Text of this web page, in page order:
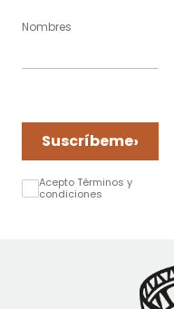
Nombres
Suscríbeme›
Acepto Términos y
condiciones